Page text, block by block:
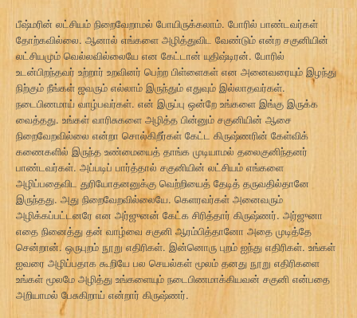
பீஷ்மரின் லட்சியம் நிறைவேறாமல் போயிருக்கலாம். போரில் பாண்டவர்கள்
தோற்கவில்லை. ஆனால் எங்களை அழித்துவிட வேண்டும் என்ற சகுனியின்
லட்சியமும் வெல்லவில்லையே என கேட்டான் யுதிஷ்டிரன். போரில்
உடன்பிறந்தவர் உற்றார் உறவினர் பெற்ற பிள்ளைகள் என அனைவரையும் இழந்து
நிற்கும் நீங்கள் ஐவரும் எல்லாம் இருந்தும் எதுவும் இல்லாதவர்கள்.
நடைபிணமாய் வாழ்பவர்கள். என் இருப்பு ஒன்றே உங்களை இங்கு இருக்க
வைத்தது. உங்கள் வாரிசுகளை அழித்த பின்னும் சகுனியின் ஆசை
நிறைவேறவில்லை என்றா சொல்கிறீர்கள் கேட்ட கிருஷ்ணரின் கேள்விக்
கணைகளில் இருந்த உண்மையைத் தாங்க முடியாமல் தலைகுனிந்தனர்
பாண்டவர்கள். அப்படிப் பார்த்தால் சகுனியின் லட்சியம் எங்களை
அழிப்பதைவிட துரியோதனனுக்கு வெற்றியைத் தேடித் தருவதில்தானே
இருந்தது. அது நிறைவேறவில்லையே. கெளரவர்கள் அனைவரும்
அழிக்கப்பட்டனரே என அர்ஜுனன் கேட்க சிரித்தார் கிருஷ்ணர். அர்ஜுனா
எதை நினைத்து தன் வாழ்வை சகுனி ஆரம்பித்தானோ அதை முடித்தே
சென்றான். ஒருபுறம் நூறு எதிரிகள். இன்னொரு புறம் ஐந்து எதிரிகள். உங்கள்
ஐவரை அழிப்பதாக கூறியே பல செயல்கள் மூலம் தனது நூறு எதிரிகளை
உங்கள் மூலமே அழித்து உங்களையும் நடைபிணமாக்கியவன் சகுனி என்பதை
அறியாமல் பேசுகிறாய் என்றார் கிருஷ்ணர்.